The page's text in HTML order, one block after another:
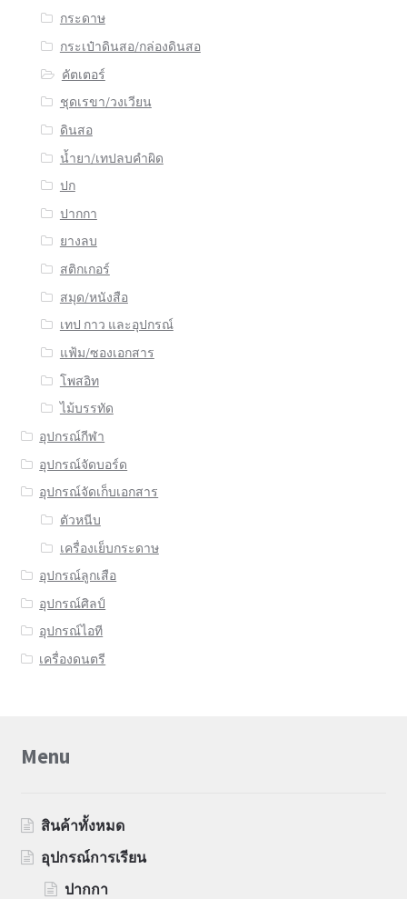
กระดาษ
กระเป๋าดินสอ/กล่องดินสอ
คัตเตอร์
ชุดเรขา/วงเวียน
ดินสอ
น้ำยา/เทปลบคำผิด
ปก
ปากกา
ยางลบ
สติกเกอร์
สมุด/หนังสือ
เทป กาว และอุปกรณ์
แฟ้ม/ซองเอกสาร
โพสอิท
ไม้บรรทัด
อุปกรณ์กีฬา
อุปกรณ์จัดบอร์ด
อุปกรณ์จัดเก็บเอกสาร
ตัวหนีบ
เครื่องเย็บกระดาษ
อุปกรณ์ลูกเสือ
อุปกรณ์ศิลป์
อุปกรณ์ไอที
เครื่องดนตรี
Menu
สินค้าทั้งหมด
อุปกรณ์การเรียน
ปากกา